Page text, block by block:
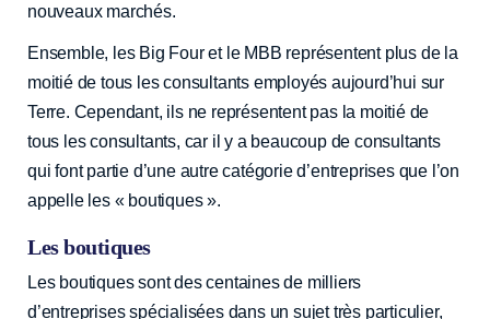
nouveaux marchés.
Ensemble, les Big Four et le MBB représentent plus de la
moitié de tous les consultants employés aujourd’hui sur
Terre. Cependant, ils ne représentent pas la moitié de
tous les consultants, car il y a beaucoup de consultants
qui font partie d’une autre catégorie d’entreprises que l’on
appelle les « boutiques ».
Les boutiques
Les boutiques sont des centaines de milliers
d’entreprises spécialisées dans un sujet très particulier,